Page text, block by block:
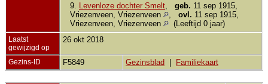
9.
Levenloze dochter Smelt geb. 11 sep 1915,
Vriezenveen, Vriezenveen
ovl. 11 sep 1915,
Vriezenveen, Vriezenveen
(Leeftijd 0 jaar)
Laatst
gewijzigd op
26 okt 2018
Gezins-ID F5849 Gezinsblad Familiekaart